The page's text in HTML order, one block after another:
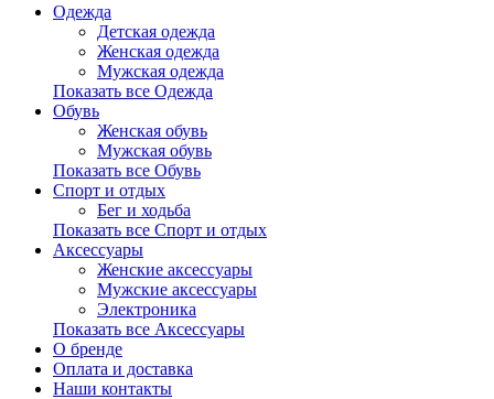
Одежда
Детская одежда
Женская одежда
Мужская одежда
Показать все Одежда
Обувь
Женская обувь
Мужская обувь
Показать все Обувь
Спорт и отдых
Бег и ходьба
Показать все Спорт и отдых
Аксессуары
Женские аксессуары
Мужские аксессуары
Электроника
Показать все Аксессуары
О бренде
Оплата и доставка
Наши контакты